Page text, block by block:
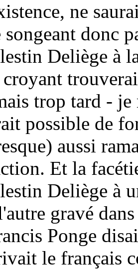
ne
songeant donc
Deliège à
trop tard - je
possible de
aussi
Et la
Deliège à
gravé
Ponge
le français